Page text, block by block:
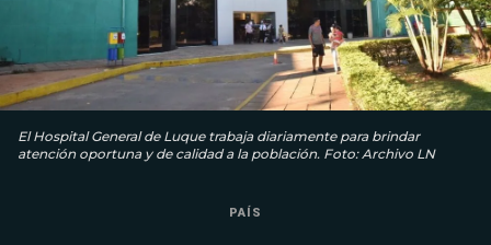
El Hospital General de Luque trabaja diariamente para brindar
atención oportuna y de calidad a la población. Foto: Archivo LN
PAÍS